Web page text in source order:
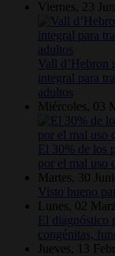
Viernes, 23
Vall d’Hebron
integral para
adultos
Miércoles, 03
El 30% de los
por el mal uso
Martes, 30
Visto bueno
Lunes, 02
El diagnóstico
congénitas,
Jueves, 13